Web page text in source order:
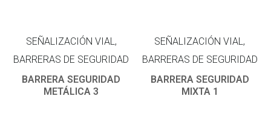
SEÑALIZACIÓN VIAL,
BARRERAS DE SEGURIDAD
BARRERA SEGURIDAD
METÁLICA 3
SEÑALIZACIÓN VIAL,
BARRERAS DE SEGURIDAD
BARRERA SEGURIDAD
MIXTA 1